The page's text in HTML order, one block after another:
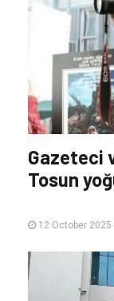
Gazeteci
Tosun
12 October 2025